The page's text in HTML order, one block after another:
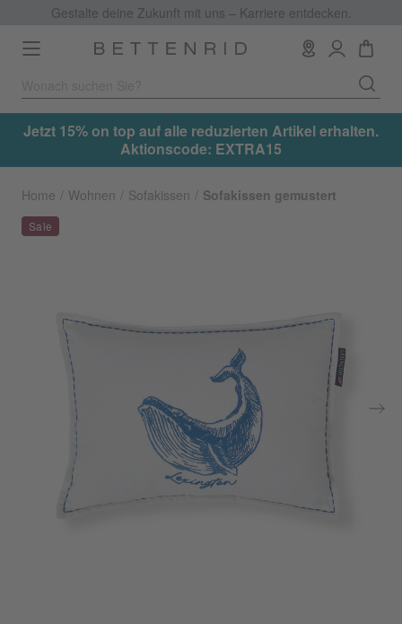
Gestalte deine Zukunft mit uns – Karriere entdecken.
Toggle
navigation
Jetzt 15% on top auf alle reduzierten Artikel erhalten.
Aktionscode: EXTRA15
Home Wohnen Sofakissen Sofakissen gemustert